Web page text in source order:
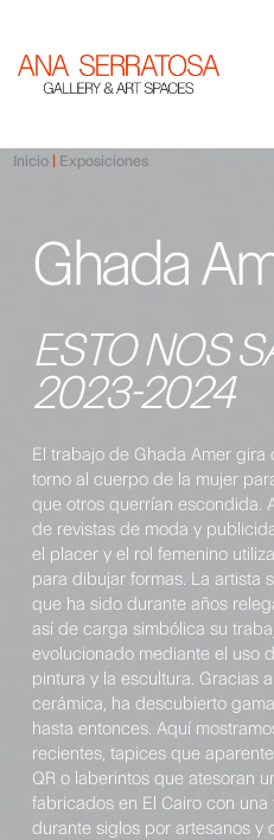
Inicio Exposiciones
Ghada
ESTO NOS
2023-2024
El trabajo de Ghada Amer
torno al cuerpo de la mujer
que otros querrían escondida.
de revistas de moda y
el placer y el rol femenino
para dibujar formas. La artista
que ha sido durante años
así de carga simbólica su
evolucionado mediante el uso
pintura y la escultura. Gracias
cerámica, ha descubierto
hasta entonces. Aquí
recientes, tapices que
QR o laberintos que atesoran
fabricados en El Cairo con
durante siglos por artesanos y